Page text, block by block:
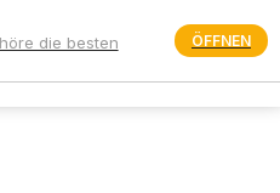
menu
die besten
ÖFFNEN